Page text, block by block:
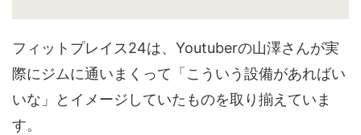
フィットプレイス24は、Youtuberの山澤さんが実
際にジムに通いまくって「こういう設備があればい
いな」とイメージしていたものを取り揃えていま
す。